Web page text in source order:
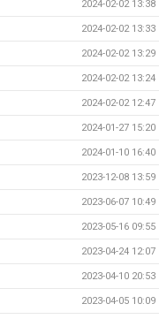
2024-02-02 13:38
2024-02-02 13:33
2024-02-02 13:29
2024-02-02 13:24
2024-02-02 12:47
2024-01-27 15:20
2024-01-10 16:40
2023-12-08 13:59
2023-06-07 10:49
2023-05-16 09:55
2023-04-24 12:07
2023-04-10 20:53
2023-04-05 10:09